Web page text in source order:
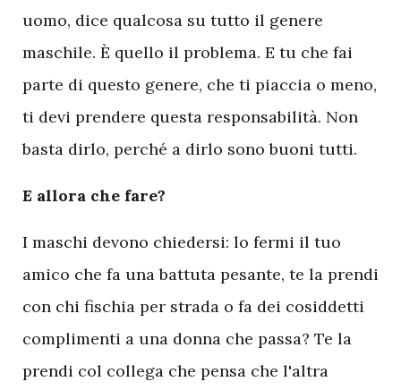
uomo, dice qualcosa su tutto il genere
maschile. È quello il problema. E tu che fai
parte di questo genere, che ti piaccia o meno,
ti devi prendere questa responsabilità. Non
basta dirlo, perché a dirlo sono buoni tutti.
E allora che fare?
I maschi devono chiedersi: lo fermi il tuo
amico che fa una battuta pesante, te la prendi
con chi fischia per strada o fa dei cosiddetti
complimenti a una donna che passa? Te la
prendi col collega che pensa che l'altra